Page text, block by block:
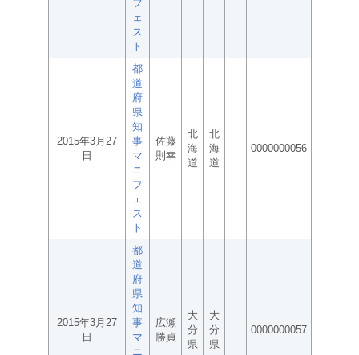
フ
ェ
ス
ト
2015年3月27
日
都
道
府
県
知
事
マ
ニ
フ
ェ
ス
ト
佐藤
則幸
北
海
道
北
海
道
0000000056
2015年3月27
日
都
道
府
県
知
事
マ
ニ
広瀬
勝貞
大
分
県
大
分
県
0000000057